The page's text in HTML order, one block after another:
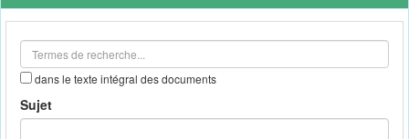
outils
dans le texte intégral des documents
Sujet